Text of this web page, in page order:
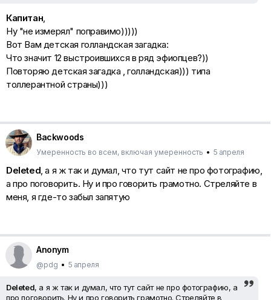
Капитан,
Ну "не измерял" поправимо)))))
Вот Вам детская голландская загадка:
Что значит 12 выстроившихся в ряд эфиопцев?))
Повторяю детская загадка , голландская))) типа
толлерантной страны)))
Backwoods
Умеренность во всем, включая умеренность • 5 апреля
Deleted, а я ж так и думал, что тут сайт не про фотографию,
а про поговорить. Ну и про говорить грамотно. Стреляйте в
меня, я где-то забыл запятую
Anonym
@pdg • 5 апреля
Deleted, а я ж так и думал, что тут сайт не про фотографию, а
про поговорить. Ну и про говорить грамотно. Стреляйте в